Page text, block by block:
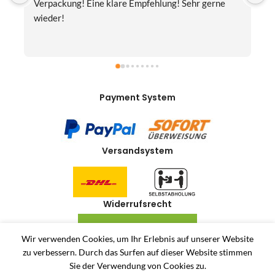
Hammer war der Turboversand!!! Freitag bestellt,
Samstag geliefert! Mega, nur zu empfehlen👍
Payment System
Versandsystem
Widerrufsrecht
Allerlei-Online 2024Dienstleistungen Häuser. Antiquitäten und Second Hand
Produkte Online Shop.
Wir verwenden Cookies, um Ihr Erlebnis auf unserer Website
zu verbessern. Durch das Surfen auf dieser Website stimmen
Sie der Verwendung von Cookies zu.